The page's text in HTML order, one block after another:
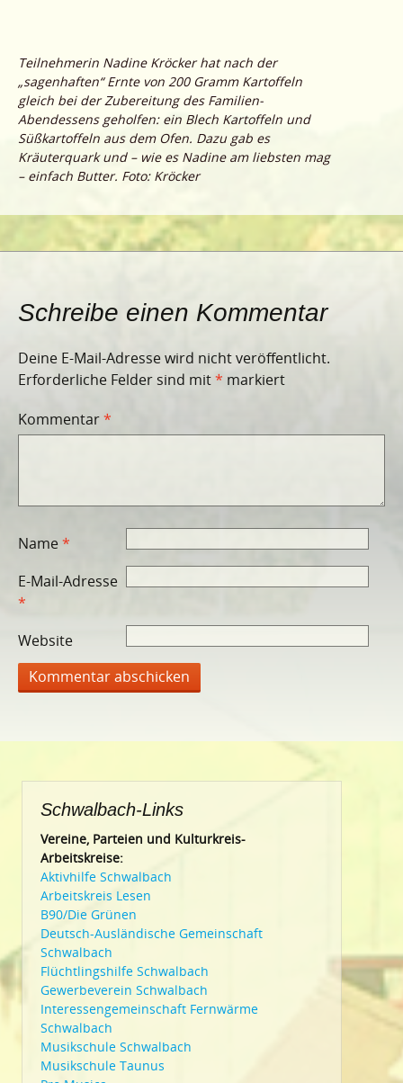
Teilnehmerin Nadine Kröcker hat nach der
„sagenhaften“ Ernte von 200 Gramm Kartoffeln
gleich bei der Zubereitung des Familien-
Abendessens geholfen: ein Blech Kartoffeln und
Süßkartoffeln aus dem Ofen. Dazu gab es
Kräuterquark und – wie es Nadine am liebsten mag
– einfach Butter. Foto: Kröcker
Schreibe einen Kommentar
Deine E-Mail-Adresse wird nicht veröffentlicht.
Erforderliche Felder sind mit* markiert
Kommentar*
Name*
E-Mail-Adresse
*
Website
Schwalbach-Links
Vereine, Parteien und Kulturkreis-
Arbeitskreise:
Aktivhilfe Schwalbach
Arbeitskreis Lesen
B90/Die Grünen
Deutsch-Ausländische Gemeinschaft
Schwalbach
Flüchtlingshilfe Schwalbach
Gewerbeverein Schwalbach
Interessengemeinschaft Fernwärme
Schwalbach
Musikschule Schwalbach
Musikschule Taunus